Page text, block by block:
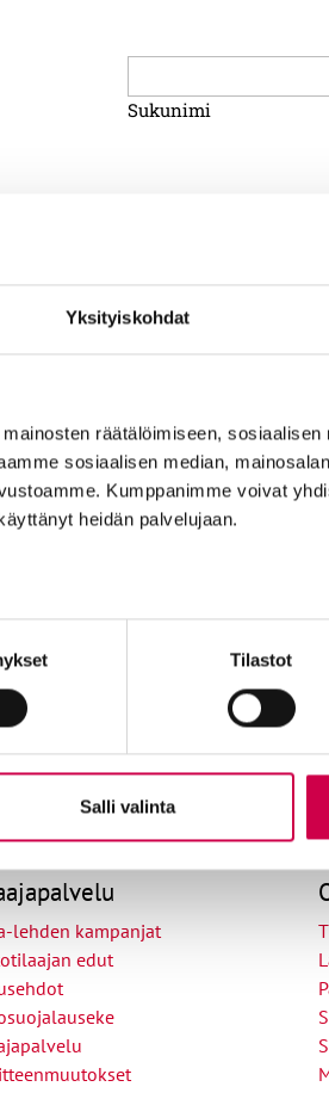
Yksityiskohdat
räätälöimiseen,
sosiaalisen median,
Kumppanimme voivat
heidän palvelujaan.
Tilastot
Salli valinta
Sukunimi
lehden kampanjat
edut